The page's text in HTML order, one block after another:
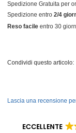
Spedizione Gratuita per
Spedizione entro 2/4
Reso facile entro 30
Condividi questo articolo:
Lascia una recensione
ECCELLENTE